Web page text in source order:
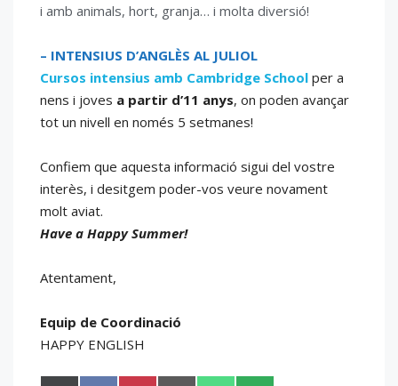
i amb animals, hort, granja… i molta diversió!
– INTENSIUS D’ANGLÈS AL JULIOL
Cursos intensius amb Cambridge School per a
nens i joves a partir d’11 anys, on poden avançar
tot un nivell en només 5 setmanes!
Confiem que aquesta informació sigui del vostre
interès, i desitgem poder-vos veure novament
molt aviat.
Have a Happy Summer!
Atentament,
Equip de Coordinació
HAPPY ENGLISH